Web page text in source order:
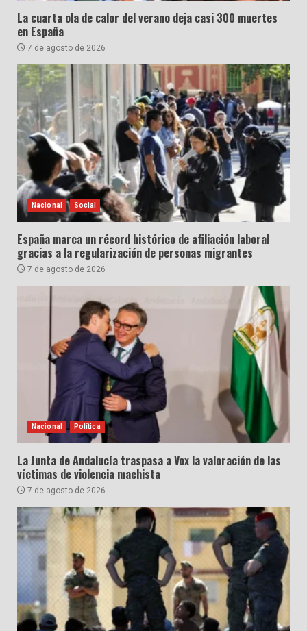
La cuarta ola de calor del verano deja casi 300 muertes
en España
7 de agosto de 2026
Nacional Social
España marca un récord histórico de afiliación laboral
gracias a la regularización de personas migrantes
7 de agosto de 2026
Nacional Política
La Junta de Andalucía traspasa a Vox la valoración de las
víctimas de violencia machista
7 de agosto de 2026